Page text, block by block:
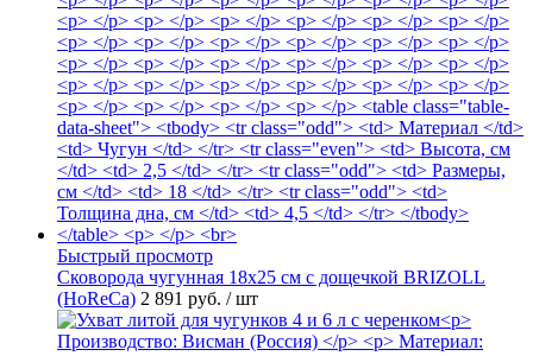
Быстрый просмотр
Сковорода чугунная 18х25 см с дощечкой BRIZOLL
(HoReCa) 2 891 руб. / шт